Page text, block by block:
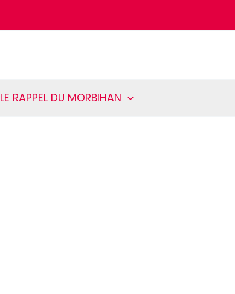
LE RAPPEL DU MORBIHAN